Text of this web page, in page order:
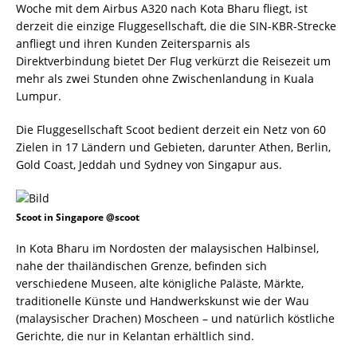
Woche mit dem Airbus A320 nach Kota Bharu fliegt, ist
derzeit die einzige Fluggesellschaft, die die SIN-KBR-Strecke
anfliegt und ihren Kunden Zeitersparnis als
Direktverbindung bietet Der Flug verkürzt die Reisezeit um
mehr als zwei Stunden ohne Zwischenlandung in Kuala
Lumpur.
Die Fluggesellschaft Scoot bedient derzeit ein Netz von 60
Zielen in 17 Ländern und Gebieten, darunter Athen, Berlin,
Gold Coast, Jeddah und Sydney von Singapur aus.
Scoot in Singapore @scoot
In Kota Bharu im Nordosten der malaysischen Halbinsel,
nahe der thailändischen Grenze, befinden sich
verschiedene Museen, alte königliche Paläste, Märkte,
traditionelle Künste und Handwerkskunst wie der Wau
(malaysischer Drachen) Moscheen – und natürlich köstliche
Gerichte, die nur in Kelantan erhältlich sind.